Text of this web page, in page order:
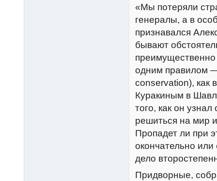
«Мы потеряли
генералы, а в
признавался
бывают
преимущественно
одним правилом
conservation), как
Куракиным в
того, как он
решиться на мир
Пропадет ли при
окончательно
дело
Придворные,